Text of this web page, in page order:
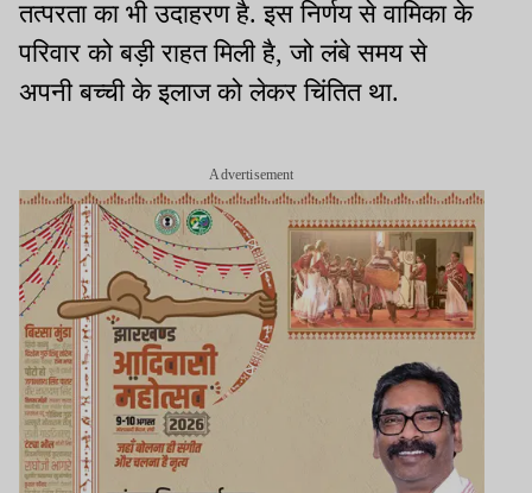
तत्परता का भी उदाहरण है. इस निर्णय से वामिका के
परिवार को बड़ी राहत मिली है, जो लंबे समय से
अपनी बच्ची के इलाज को लेकर चिंतित था.
Advertisement